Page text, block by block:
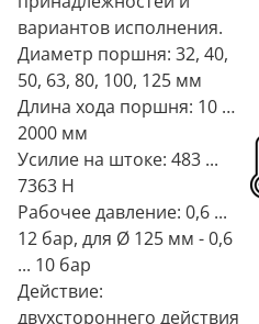
вариантов исполнения.
Диаметр поршня: 32, 40,
50, 63, 80, 100, 125 мм
Длина хода поршня: 10 …
2000 мм
Усилие на штоке: 483 ...
7363 Н
Рабочее давление: 0,6 ...
12 бар, для Ø 125 мм - 0,6
... 10 бар
Действие:
двухстороннего действия